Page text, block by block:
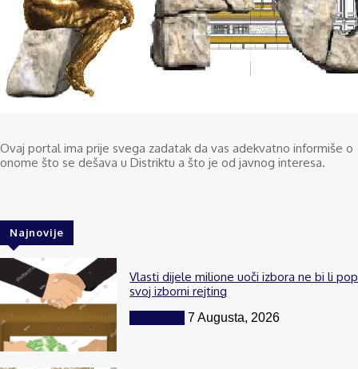
Ovaj portal ima prije svega zadatak da vas adekvatno informiše o
onome što se dešava u Distriktu a što je od javnog interesa.
Najnovije
Vlasti dijele milione uoči izbora ne bi li
svoj izborni rejting
7 Augusta, 2026